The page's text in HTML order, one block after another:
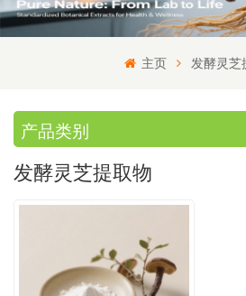
主页 发酵灵芝
产品类别
发酵灵芝提取物